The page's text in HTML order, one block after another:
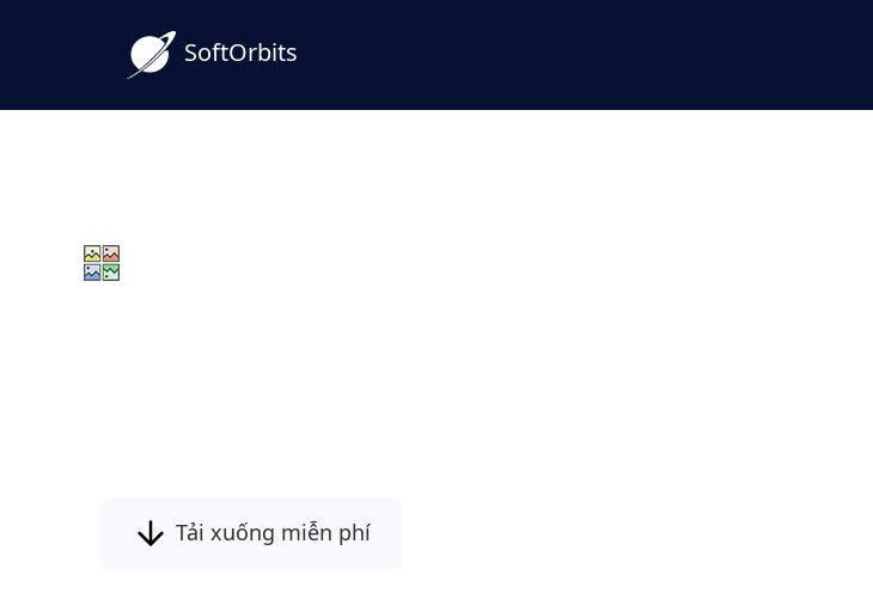
SoftOrbits
Tải xuống miễn phí